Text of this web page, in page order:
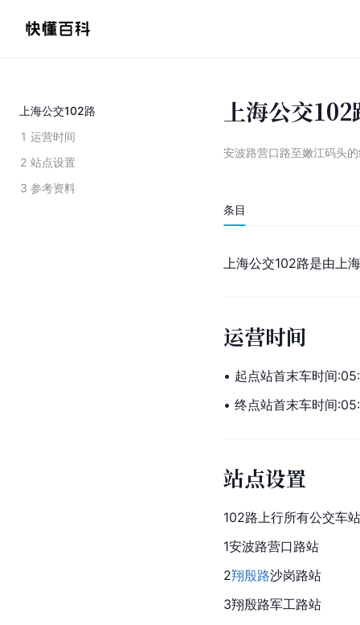
上海公交102路
1 运营时间
2 站点设置
3 参考资料
上海公交102
安波路营口路至嫩江码头
条目
上海公交102路是由上
运营时间
• 起点站首末车时间
• 终点站首末车时间
站点设置
102路上行所有公交车
1安波路营口路站
2翔殷路沙岗路站
3翔殷路军工路站